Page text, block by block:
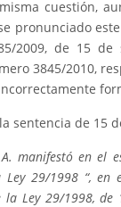
cuestión,
pronunciado
2009, de 15
3845/2010,
sentencia de 15
manifestó en
29/1998 “, en
Ley 29/1998,